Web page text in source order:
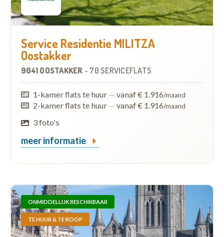
Service Residentie MILITZA
Oostakker
9041 OOSTAKKER - 70 SERVICEFLATS
1-kamer flats te huur — vanaf € 1.916/maand
2-kamer flats te huur — vanaf € 1.916/maand
3 foto's
meer informatie
ONMIDDELLIJK BESCHIKBAAR
TE HUUR & TE KOOP